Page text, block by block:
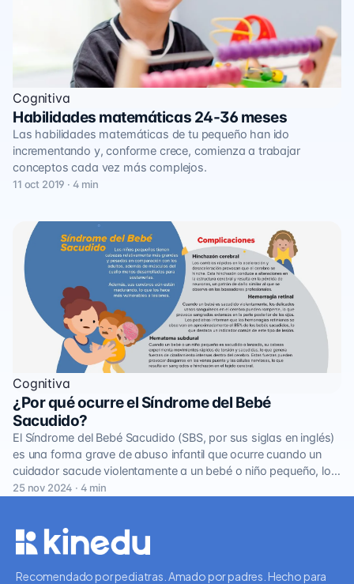
Cognitiva
Habilidades matemáticas 24-36 meses
Las habilidades matemáticas de tu pequeño han ido
incrementando y, conforme crece, comienza a trabajar
conceptos cada vez más complejos.
11 oct 2019 · 4 min
Cognitiva
¿Por qué ocurre el Síndrome del Bebé
Sacudido?
El Síndrome del Bebé Sacudido (SBS, por sus siglas en inglés)
es una forma grave de abuso infantil que ocurre cuando un
cuidador sacude violentamente a un bebé o niño pequeño, lo…
25 nov 2024 · 4 min
Recomendado por pediatras. Amado por padres. Hecho para